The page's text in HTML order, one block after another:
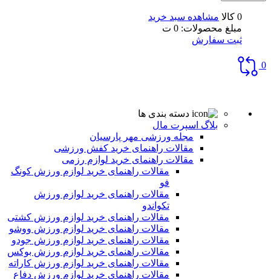
0 کالا
مشاهده سبد خرید
مبلغ محصولات: 0 ت
ثبت سفارش
0
دسته بندی ها
بلاگ اسپرت مال
مجله ورزشی مهر پارسیان
مقالات راهنمای خرید کفش ورزشی
مقالات راهنمای خرید لوازم رزمی
مقالات راهنمای خرید لوازم ورزش کونگ
فو
مقالات راهنمای خرید لوازم ورزش
تکواندو
مقالات راهنمای خرید لوازم ورزش کشتی
مقالات راهنمای خرید لوازم ورزش ووشو
مقالات راهنمای خرید لوازم ورزش جودو
مقالات راهنمای خرید لوازم ورزش بوکس
مقالات راهنمای خرید لوازم ورزش کاراته
مقالات راهنمای خرید لوازم ورزش دفاع